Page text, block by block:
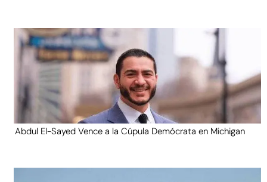
Abdul El-Sayed Vence a la Cúpula Demócrata en Michigan